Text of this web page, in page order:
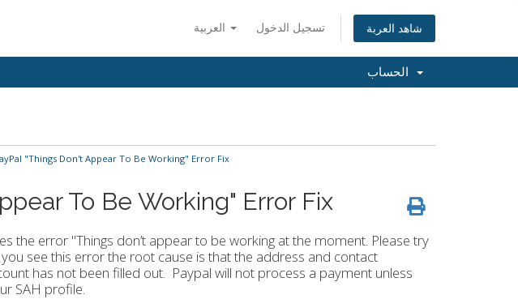
تسجيل الدخول شاهد العربة
"Things Don't Appear To Be Working" Error Fix
To Be Working" Error Fix
the error "Things don’t appear to be working at the moment. Please try
see this error the root cause is that the address and contact
has not been filled out. Paypal will not process a payment unless
SAH profile.